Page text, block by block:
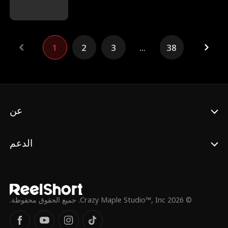
1 2 3 ... 38
عن
الدعم
© 2026 Crazy Maple Studio™, Inc. جميع الحقوق محفوظة.